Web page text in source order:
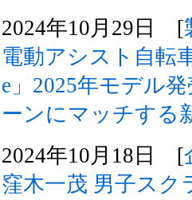
2024年10月29日 [
電動アシスト自転
e」2025年モデル
ーンにマッチする
2024年10月18日 [
窪木一茂 男子スク